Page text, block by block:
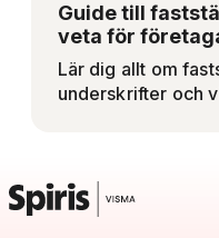
Guide till
veta för
Lär dig allt om
underskrifter och